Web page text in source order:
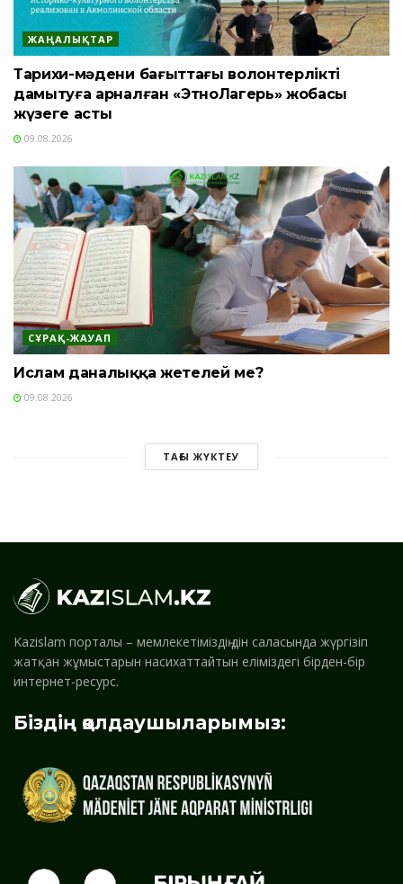
ЖАҢАЛЫҚТАР
Тарихи-мәдени бағыттағы волонтерлікті
дамытуға арналған «ЭтноЛагерь» жобасы
жүзеге асты
09.08.2026
СҰРАҚ-ЖАУАП
Ислам даналыққа жетелей ме?
09.08.2026
ТАҒЫ ЖҮКТЕУ
Kazislam порталы – мемлекетіміздің дін саласында жүргізіп
жатқан жұмыстарын насихаттайтын еліміздегі бірден-бір
интернет-ресурс.
Біздің қолдаушыларымыз: